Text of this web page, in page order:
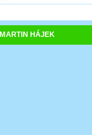
MARTIN HÁJEK